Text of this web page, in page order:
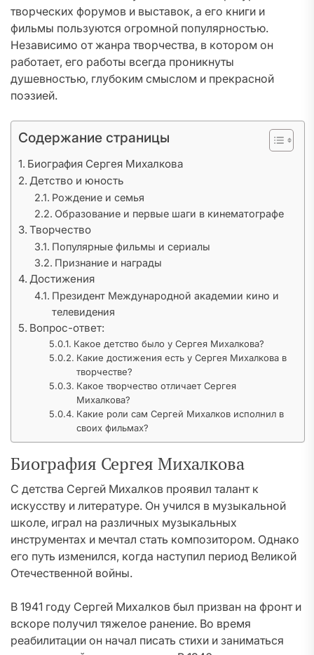
творческих форумов и выставок, а его книги и
фильмы пользуются огромной популярностью.
Независимо от жанра творчества, в котором он
работает, его работы всегда проникнуты
душевностью, глубоким смыслом и прекрасной
поэзией.
Содержание страницы
Биография Сергея Михалкова
Детство и юность
Рождение и семья
Образование и первые шаги в кинематографе
Творчество
Популярные фильмы и сериалы
Признание и награды
Достижения
Президент Международной академии кино и
телевидения
Вопрос-ответ:
Какое детство было у Сергея Михалкова?
Какие достижения есть у Сергея Михалкова в
творчестве?
Какое творчество отличает Сергея
Михалкова?
Какие роли сам Сергей Михалков исполнил в
своих фильмах?
Биография Сергея Михалкова
С детства Сергей Михалков проявил талант к
искусству и литературе. Он учился в музыкальной
школе, играл на различных музыкальных
инструментах и мечтал стать композитором. Однако
его путь изменился, когда наступил период Великой
Отечественной войны.
В 1941 году Сергей Михалков был призван на фронт и
вскоре получил тяжелое ранение. Во время
реабилитации он начал писать стихи и заниматься